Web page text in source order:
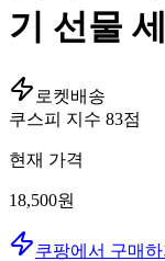
기 선물
로켓배송
쿠스피 지수 83점
현재 가격
18,500원
쿠팡에서 구매하